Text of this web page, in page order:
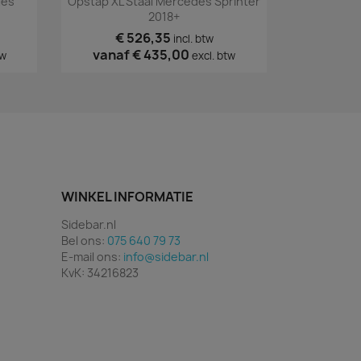
2018+
€ 526,35 incl. btw
vanaf€ 435,00 excl. btw
WINKEL INFORMATIE
Sidebar.nl
Bel ons: 075 640 79 73
E-mail ons: info@sidebar.nl
KvK: 34216823